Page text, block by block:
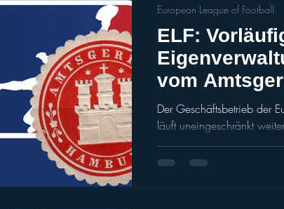
ELF:
vom
bestätigt
Der Geschäftsbetrieb der
läuft uneingeschränkt
fest und wird den
Die Löhne und Gehälter
European League of Football